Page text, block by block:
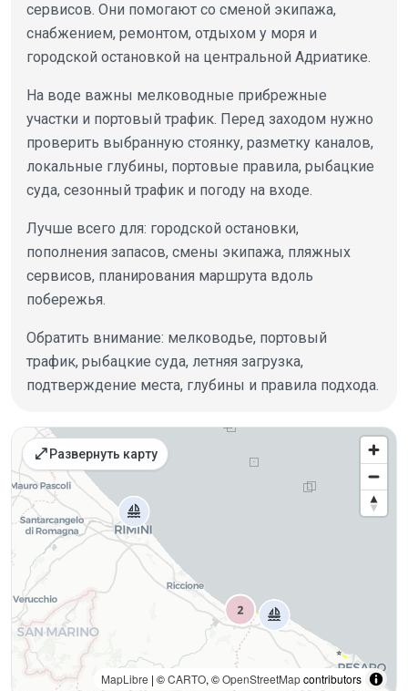
сервисов. Они помогают со сменой экипажа,
снабжением, ремонтом, отдыхом у моря и
городской остановкой на центральной Адриатике.
На воде важны мелководные прибрежные
участки и портовый трафик. Перед заходом нужно
проверить выбранную стоянку, разметку каналов,
локальные глубины, портовые правила, рыбацкие
суда, сезонный трафик и погоду на входе.
Лучше всего для: городской остановки,
пополнения запасов, смены экипажа, пляжных
сервисов, планирования маршрута вдоль
побережья.
Обратить внимание: мелководье, портовый
трафик, рыбацкие суда, летняя загрузка,
подтверждение места, глубины и правила подхода.
Места на карте
open_in_full Развернуть карту
MapLibre | ©CARTO, ©OpenStreetMapcontributors